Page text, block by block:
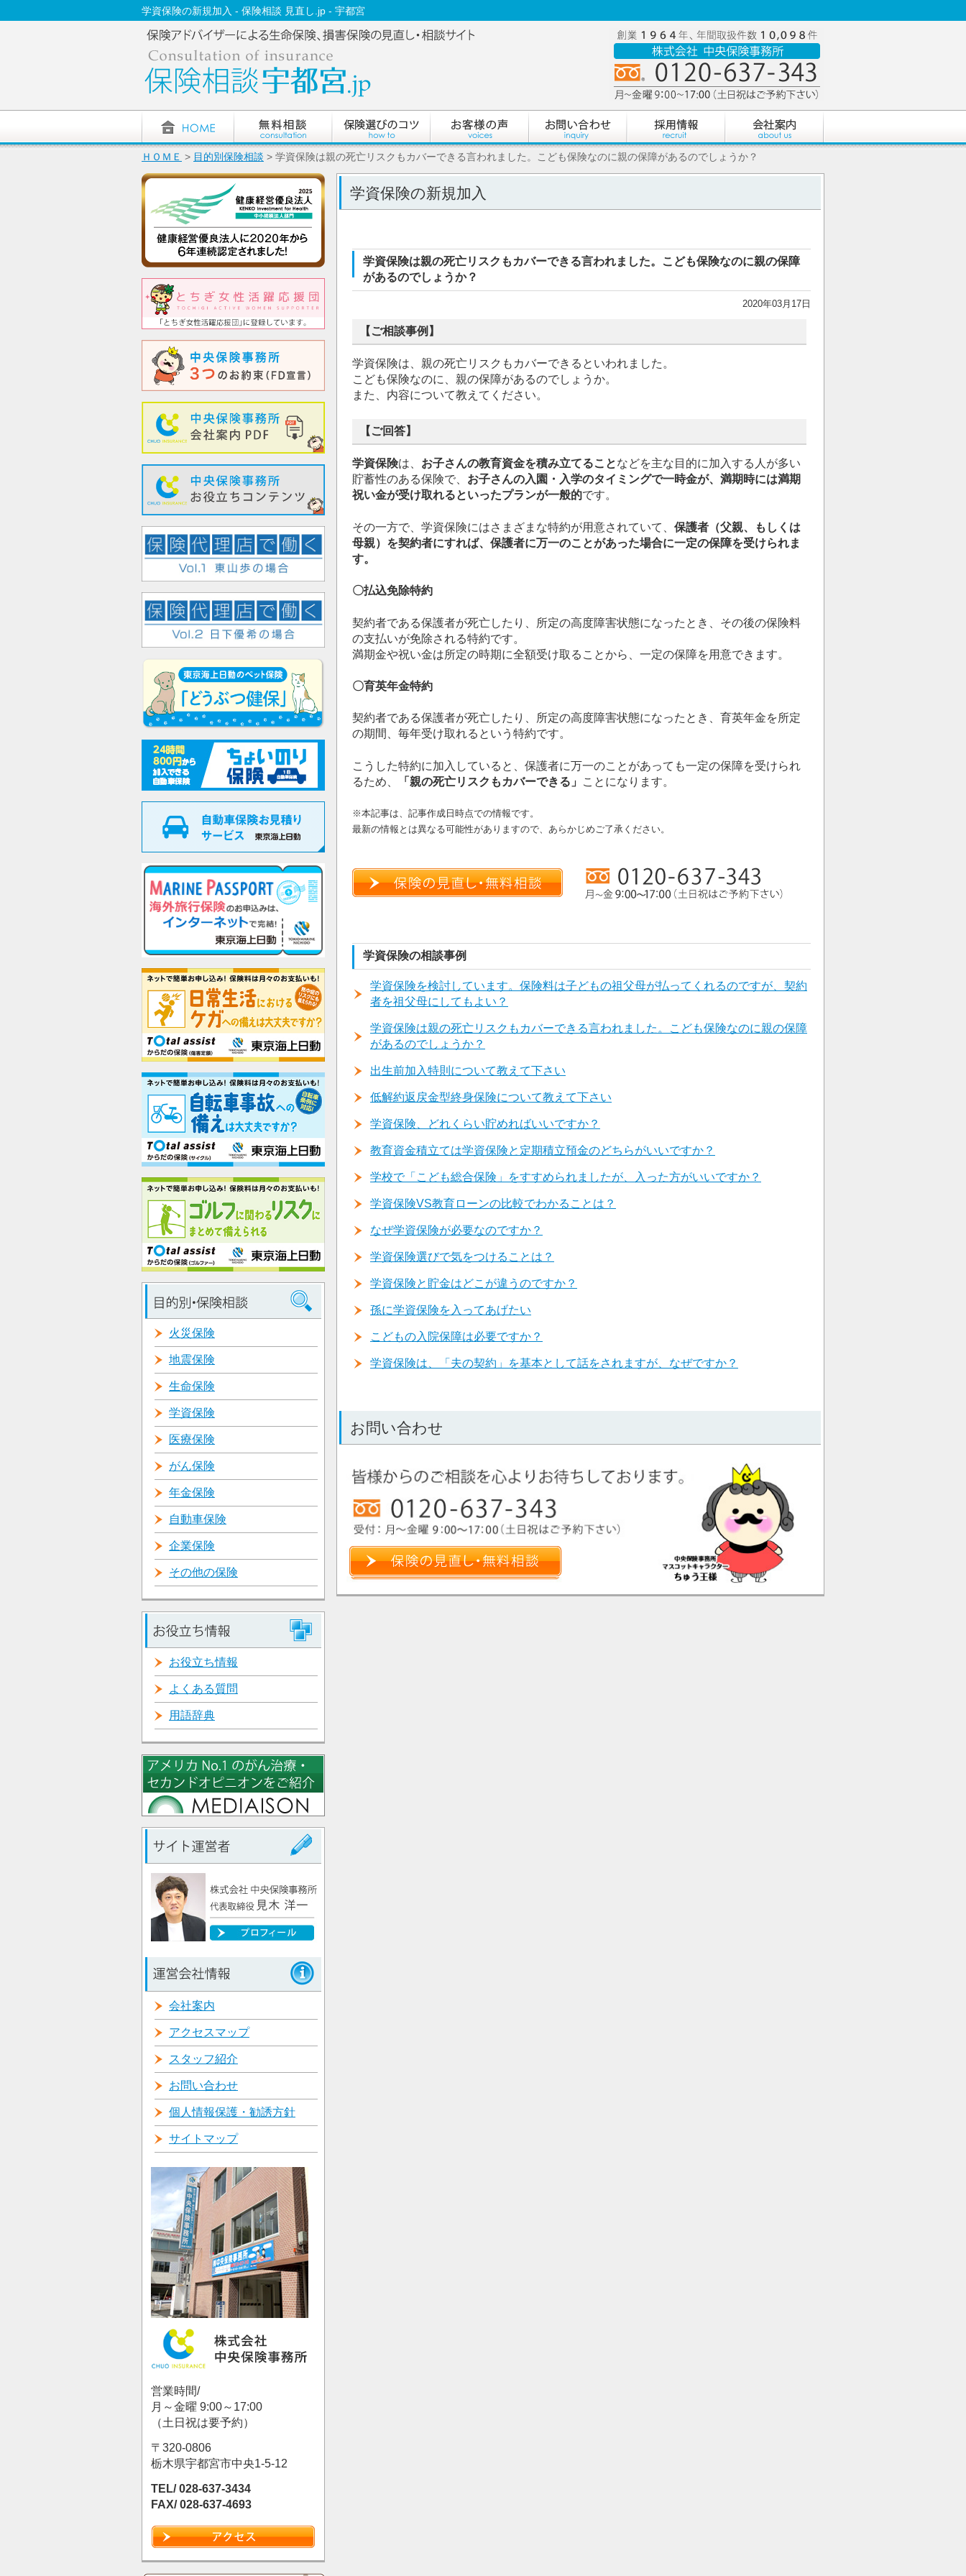
学資保険の新規加入 - 保険相談 見直し.jp - 宇都宮
ＨＯＭＥ > 目的別保険相談 > 学資保険は親の死亡リスクもカバーできる言われました。こども保険なのに親の保障があるのでしょうか？
学資保険の新規加入
学資保険は親の死亡リスクもカバーできる言われました。こども保険なのに親の保障
があるのでしょうか？
2020年03月17日
【ご相談事例】
学資保険は、親の死亡リスクもカバーできるといわれました。
こども保険なのに、親の保障があるのでしょうか。
また、内容について教えてください。
【ご回答】
学資保険は、 お子さんの教育資金を積み立てることなどを主な目的に加入する人が多い
貯蓄性のある保険で、 お子さんの入園・入学のタイミングで一時金が、満期時には満期
祝い金が受け取れるといったプランが一般的です。
その一方で、学資保険にはさまざまな特約が用意されていて、 保護者（父親、もしくは
母親）を契約者にすれば、保護者に万一のことがあった場合に一定の保障を受けられま
す。
〇払込免除特約
契約者である保護者が死亡したり、所定の高度障害状態になったとき、その後の保険料
の支払いが免除される特約です。
満期金や祝い金は所定の時期に全額受け取ることから、一定の保障を用意できます。
〇育英年金特約
契約者である保護者が死亡したり、所定の高度障害状態になったとき、育英年金を所定
の期間、毎年受け取れるという特約です。
こうした特約に加入していると、保護者に万一のことがあっても一定の保障を受けられ
るため、
「親の死亡リスクもカバーできる」 ことになります。
※本記事は、記事作成日時点での情報です。
最新の情報とは異なる可能性がありますので、あらかじめご了承ください。
学資保険の相談事例
学資保険を検討しています。保険料は子どもの祖父母が払ってくれるのですが、契約
者を祖父母にしてもよい？
学資保険は親の死亡リスクもカバーできる言われました。こども保険なのに親の保障
があるのでしょうか？
出生前加入特則について教えて下さい
低解約返戻金型終身保険について教えて下さい
学資保険、どれくらい貯めればいいですか？
教育資金積立ては学資保険と定期積立預金のどちらがいいですか？
学校で「こども総合保険」をすすめられましたが、入った方がいいですか？
学資保険VS教育ローンの比較でわかることは？
なぜ学資保険が必要なのですか？
学資保険選びで気をつけることは？
学資保険と貯金はどこが違うのですか？
孫に学資保険を入ってあげたい
こどもの入院保障は必要ですか？
学資保険は、「夫の契約」を基本として話をされますが、なぜですか？
お問い合わせ
火災保険
地震保険
生命保険
学資保険
医療保険
がん保険
年金保険
自動車保険
企業保険
その他の保険
お役立ち情報
よくある質問
用語辞典
会社案内
アクセスマップ
スタッフ紹介
お問い合わせ
個人情報保護・勧誘方針
サイトマップ
営業時間/
月～金曜 9:00～17:00
（土日祝は要予約）
〒320-0806
栃木県宇都宮市中央1-5-12
TEL/ 028-637-3434
FAX/ 028-637-4693